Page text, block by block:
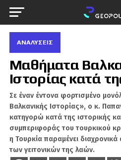
ΑΝΑΛΎΣΕΙΣ
Μαθήματα
Ιστορίας κατά
Σε έναν έντονα φορτισμένο
Βαλκανικής Ιστορίας», ο κ.
κατηγορώ κατά της ιστορικής
συμπεριφοράς του τουρκικού
η Τουρκία παραμένει
των γειτονικών της λαών.